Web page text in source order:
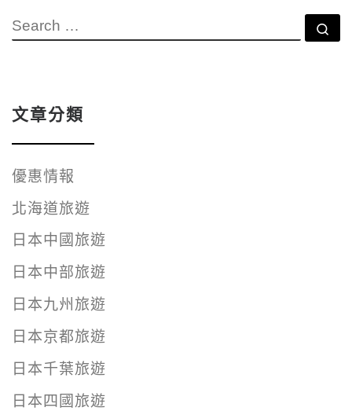
SEARCH
文章分類
優惠情報
北海道旅遊
日本中國旅遊
日本中部旅遊
日本九州旅遊
日本京都旅遊
日本千葉旅遊
日本四國旅遊